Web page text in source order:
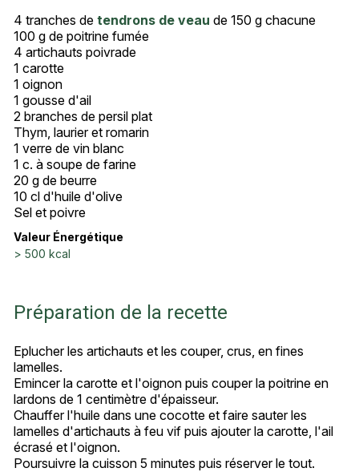
4 tranches de tendrons de veau de 150 g chacune
100 g de poitrine fumée
4 artichauts poivrade
1 carotte
1 oignon
1 gousse d'ail
2 branches de persil plat
Thym, laurier et romarin
1 verre de vin blanc
1 c. à soupe de farine
20 g de beurre
10 cl d'huile d'olive
Sel et poivre
Valeur Énergétique
> 500 kcal
Préparation de la recette
Eplucher les artichauts et les couper, crus, en fines
lamelles.
Emincer la carotte et l'oignon puis couper la poitrine en
lardons de 1 centimètre d'épaisseur.
Chauffer l'huile dans une cocotte et faire sauter les
lamelles d'artichauts à feu vif puis ajouter la carotte, l'ail
écrasé et l'oignon.
Poursuivre la cuisson 5 minutes puis réserver le tout.